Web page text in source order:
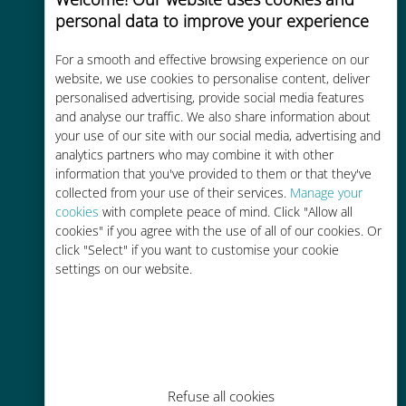
personal data to improve your experience
For a smooth and effective browsing experience on our
website, we use cookies to personalise content, deliver
personalised advertising, provide social media features
and analyse our traffic. We also share information about
your use of our site with our social media, advertising and
analytics partners who may combine it with other
information that you've provided to them or that they've
collected from your use of their services. Manage your
cookies with complete peace of mind. Click "Allow all
cookies" if you agree with the use of all of our cookies. Or
click "Select" if you want to customise your cookie
settings on our website.
Refuse all cookies
Mevcut operatörünüzle dolaşım
ücretlerinden %90'a kadar daha
ucuz
Kolay doldurma
Ubigi uygulaması aracılığıyla her